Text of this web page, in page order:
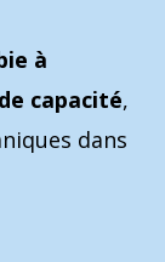
à
capacité,
dans